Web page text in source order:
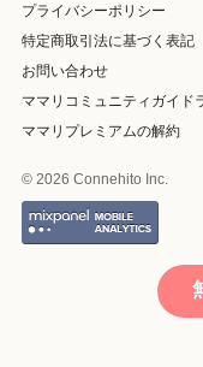
プライバシーポリシー
特定商取引法に基づく表記
お問い合わせ
ママリコミュニティガイド
ママリプレミアムの解約
© 2026 Connehito Inc.